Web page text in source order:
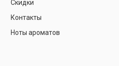
Скидки
Контакты
Ноты ароматов